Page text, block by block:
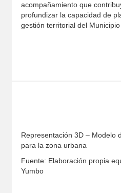
acompañamiento que
profundizar la capacidad de
gestión territorial del Municipio
Representación 3D – Modelo
para la zona urbana
Fuente: Elaboración propia
Yumbo